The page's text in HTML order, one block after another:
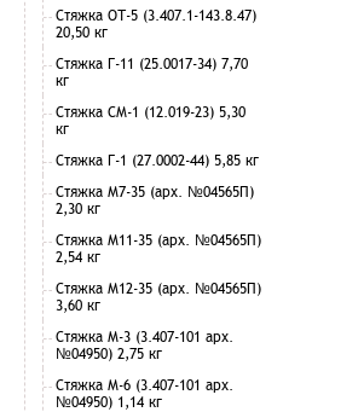
Стяжка ОТ-5 (3.407.1-143.8.47)
20,50 кг
Стяжка Г-11 (25.0017-34) 7,70
кг
Стяжка СМ-1 (12.019-23) 5,30
кг
Стяжка Г-1 (27.0002-44) 5,85 кг
Стяжка М7-35 (арх. №04565П)
2,30 кг
Стяжка М11-35 (арх. №04565П)
2,54 кг
Стяжка М12-35 (арх. №04565П)
3,60 кг
Стяжка М-3 (3.407-101 арх.
№04950) 2,75 кг
Стяжка М-6 (3.407-101 арх.
№04950) 1,14 кг